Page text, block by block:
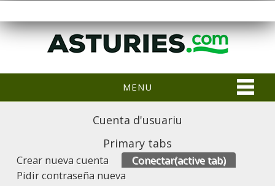
MENU
Cuenta d'usuariu
Primary tabs
Crear nueva cuenta Conectar(active tab)
Pidir contraseña nueva